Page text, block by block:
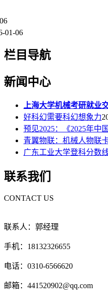
01-06
栏目导航
新闻中心
上海大学机械考研就业
好科幻需要科幻想象力
预见2025：《2025年中
青翼物联：机械人物联
广东工业大学登科分数
联系我们
CONTACT US
联系人：郭经理
手机：18132326655
电话：0310-6566620
邮箱：441520902@qq.com